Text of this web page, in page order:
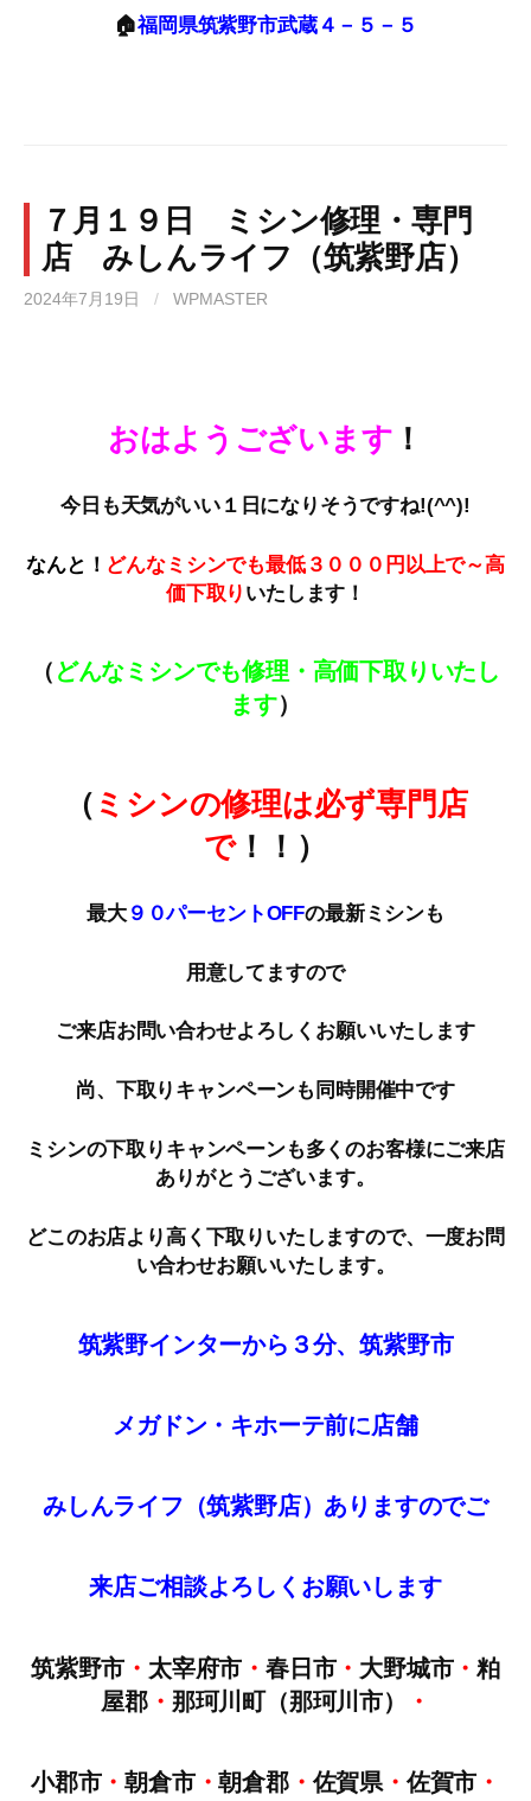
🏠福岡県筑紫野市武蔵４－５－５
７月１９日 ミシン修理・専門
店 みしんライフ（筑紫野店）
2024年7月19日 / WPMASTER
おはようございます ！
今日も天気がいい１日になりそうですね!(^^)!
なんと！ どんなミシンでも最低３０００円以上で～高
価下取り いたします！
（ どんなミシンでも修理・高価下取りいたし
ます）
（ ミシンの修理は必ず専門店
で！！）
最大９０パーセントOFFの最新ミシンも
用意してますので
ご来店お問い合わせよろしくお願いいたします
尚、下取りキャンペーンも同時開催中です
ミシンの下取りキャンペーンも多くのお客様にご来店
ありがとうございます。
どこのお店より高く下取りいたしますので、一度お問
い合わせお願いいたします。
筑紫野インターから３分、筑紫野市
メガドン・キホーテ前に店舗
みしんライフ（筑紫野店）ありますのでご
来店ご相談よろしくお願いします
筑紫野市 ・ 太宰府市 ・ 春日市・ 大野城市・粕
屋郡 ・ 那珂川町（那珂川市） ・
小郡市・朝倉市・朝倉郡・佐賀県 ・佐賀市 ・